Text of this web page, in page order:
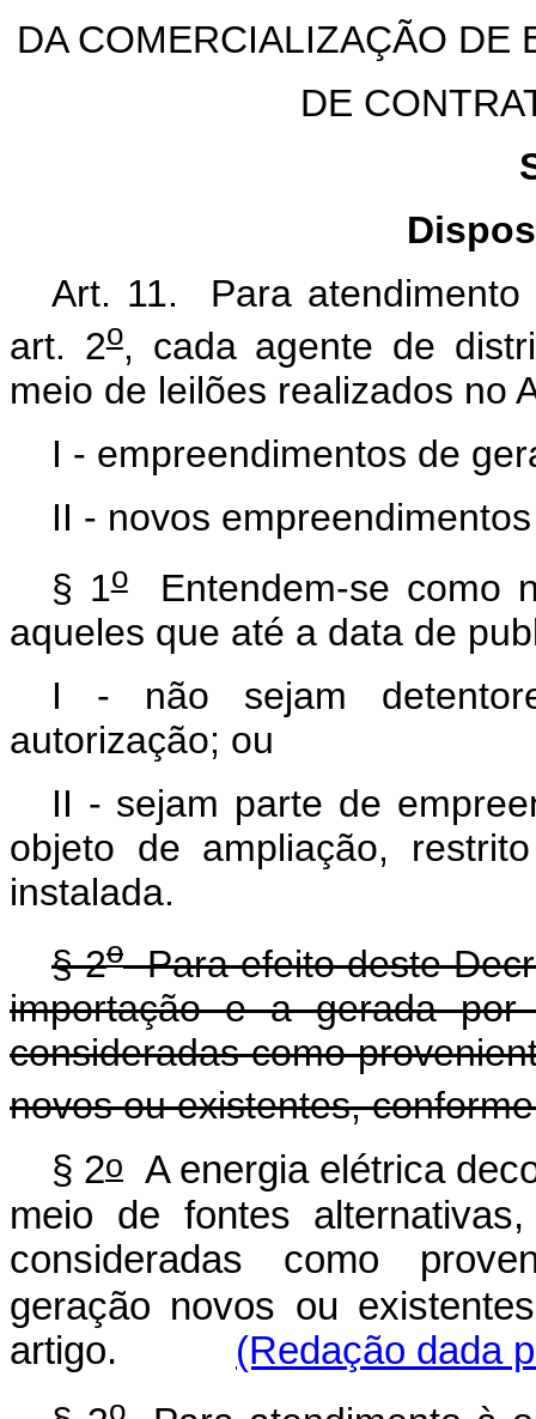
DA COMERCIALIZAÇÃO DE
DE
Art. 11. Para
art. 2o, cada agente de
meio de leilões realizados no
I - empreendimentos de
II - novos
§ 1oEntendem-se como
aqueles que até a data de
I - não sejam
autorização; ou
II - sejam parte de
objeto de ampliação,
instalada.
§ 2oPara efeito deste
importação e a gerada por
consideradas como
novos ou existentes,
§ 2o
A energia elétrica
meio de fontes
consideradas como
geração novos ou
artigo. (Redação dada
o